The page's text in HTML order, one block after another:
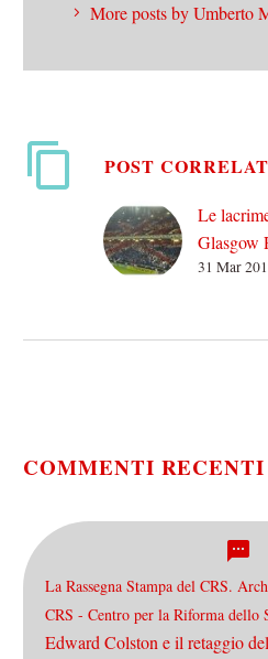
More posts by Umberto
POST
Le
Glasgow
31 Mar
COMMENTI RECENTI
La Rassegna Stampa del CRS.
CRS - Centro per la Riforma dello
Edward Colston e il retaggio